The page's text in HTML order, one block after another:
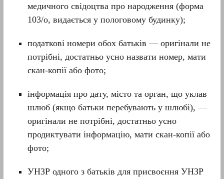
медичного свідоцтва про народження (форма
103/о, видається у пологовому будинку);
податкові номери обох батьків — оригінали не
потрібні, достатньо усно назвати номер, мати
скан-копії або фото;
інформація про дату, місто та орган, що уклав
шлюб (якщо батьки перебувають у шлюбі), —
оригінали не потрібні, достатньо усно
продиктувати інформацію, мати скан-копії або
фото;
УНЗР одного з батьків для присвоєння УНЗР